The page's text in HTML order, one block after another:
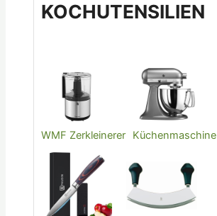
KOCHUTENSILIEN
WMF Zerkleinerer Küchenmaschine